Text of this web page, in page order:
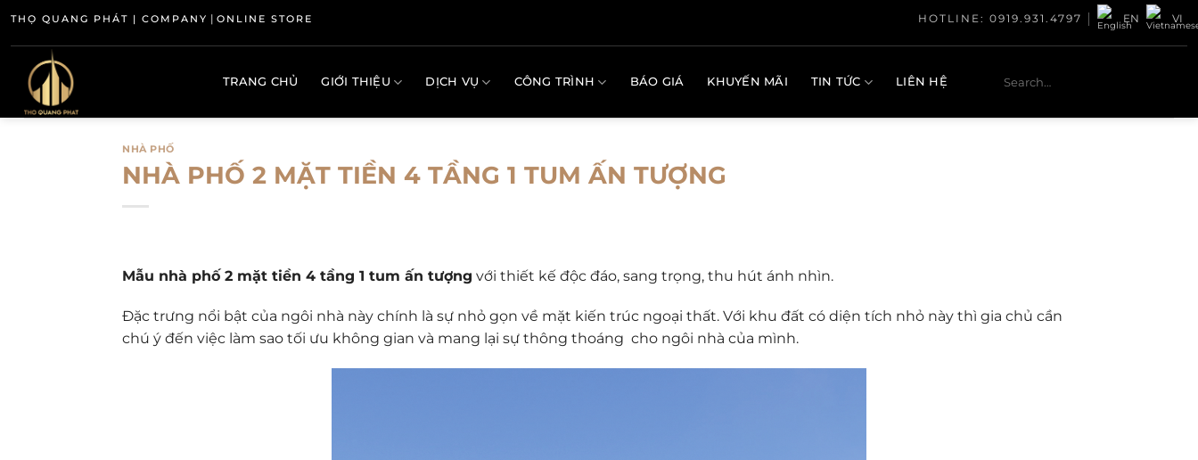
dung
THỌ QUANG PHÁT | COMPANY | ONLINE STORE HOTLINE: 0919.931.4797 EN VI
TRANG CHỦ GIỚI THIỆU DỊCH VỤ CÔNG TRÌNH BÁO GIÁ KHUYẾN MÃI TIN TỨC LIÊN HỆ
NHÀ PHỐ
NHÀ PHỐ 2 MẶT TIỀN 4 TẦNG 1 TUM ẤN TƯỢNG
Mẫu nhà phố 2 mặt tiền 4 tầng 1 tum ấn tượng với thiết kế độc đáo, sang trọng, thu hút ánh nhìn.
Đặc trưng nổi bật của ngôi nhà này chính là sự nhỏ gọn về mặt kiến trúc ngoại thất. Với khu đất có diện tích nhỏ này thì gia chủ cần
chú ý đến việc làm sao tối ưu không gian và mang lại sự thông thoáng cho ngôi nhà của mình.